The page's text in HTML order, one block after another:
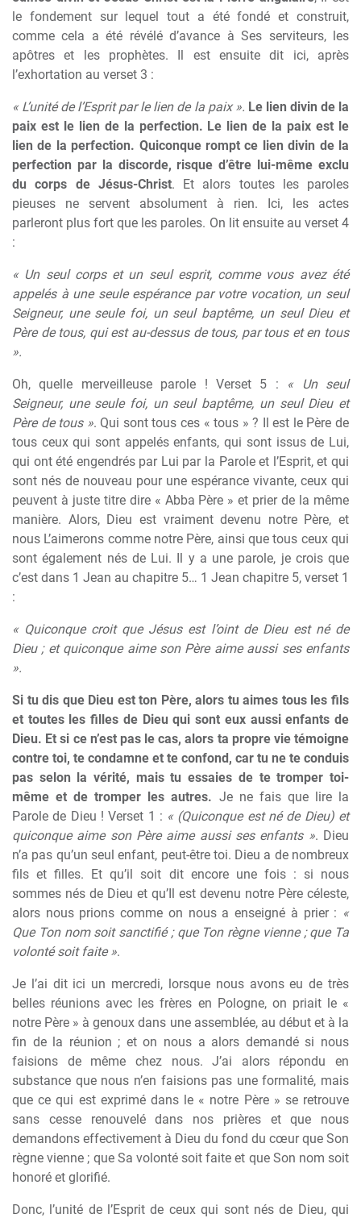
le fondement sur lequel tout a été fondé et construit,
comme cela a été révélé d’avance à Ses serviteurs, les
apôtres et les prophètes. Il est ensuite dit ici, après
l’exhortation au verset 3 :
« L’unité de l’Esprit par le lien de la paix ». Le lien divin de la
paix est le lien de la perfection. Le lien de la paix est le
lien de la perfection. Quiconque rompt ce lien divin de la
perfection par la discorde, risque d’être lui-même exclu
du corps de Jésus-Christ. Et alors toutes les paroles
pieuses ne servent absolument à rien. Ici, les actes
parleront plus fort que les paroles. On lit ensuite au verset 4
:
« Un seul corps et un seul esprit, comme vous avez été
appelés à une seule espérance par votre vocation, un seul
Seigneur, une seule foi, un seul baptême, un seul Dieu et
Père de tous, qui est au-dessus de tous, par tous et en tous
».
Oh, quelle merveilleuse parole ! Verset 5 : « Un seul
Seigneur, une seule foi, un seul baptême, un seul Dieu et
Père de tous ». Qui sont tous ces « tous » ? Il est le Père de
tous ceux qui sont appelés enfants, qui sont issus de Lui,
qui ont été engendrés par Lui par la Parole et l’Esprit, et qui
sont nés de nouveau pour une espérance vivante, ceux qui
peuvent à juste titre dire « Abba Père » et prier de la même
manière. Alors, Dieu est vraiment devenu notre Père, et
nous L’aimerons comme notre Père, ainsi que tous ceux qui
sont également nés de Lui. Il y a une parole, je crois que
c’est dans 1 Jean au chapitre 5… 1 Jean chapitre 5, verset 1
:
« Quiconque croit que Jésus est l’oint de Dieu est né de
Dieu ; et quiconque aime son Père aime aussi ses enfants
».
Si tu dis que Dieu est ton Père, alors tu aimes tous les fils
et toutes les filles de Dieu qui sont eux aussi enfants de
Dieu. Et si ce n’est pas le cas, alors ta propre vie témoigne
contre toi, te condamne et te confond, car tu ne te conduis
pas selon la vérité, mais tu essaies de te tromper toi-
même et de tromper les autres. Je ne fais que lire la
Parole de Dieu ! Verset 1 : « (Quiconque est né de Dieu) et
quiconque aime son Père aime aussi ses enfants ». Dieu
n’a pas qu’un seul enfant, peut-être toi. Dieu a de nombreux
fils et filles. Et qu’il soit dit encore une fois : si nous
sommes nés de Dieu et qu’Il est devenu notre Père céleste,
alors nous prions comme on nous a enseigné à prier : «
Que Ton nom soit sanctifié ; que Ton règne vienne ; que Ta
volonté soit faite ».
Je l’ai dit ici un mercredi, lorsque nous avons eu de très
belles réunions avec les frères en Pologne, on priait le «
notre Père » à genoux dans une assemblée, au début et à la
fin de la réunion ; et on nous a alors demandé si nous
faisions de même chez nous. J’ai alors répondu en
substance que nous n’en faisions pas une formalité, mais
que ce qui est exprimé dans le « notre Père » se retrouve
sans cesse renouvelé dans nos prières et que nous
demandons effectivement à Dieu du fond du cœur que Son
règne vienne ; que Sa volonté soit faite et que Son nom soit
honoré et glorifié.
Donc, l’unité de l’Esprit de ceux qui sont nés de Dieu, qui